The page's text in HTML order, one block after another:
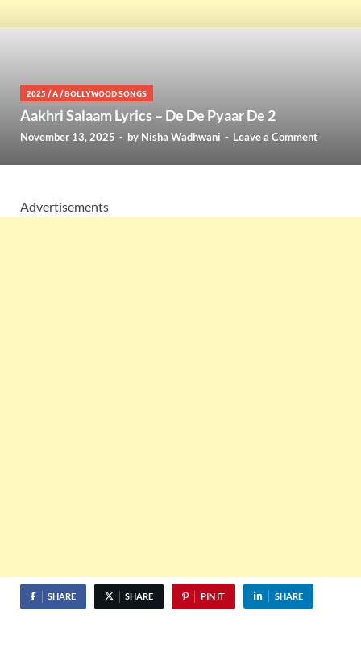
2025 /A /BOLLYWOOD SONGS
Aakhri Salaam Lyrics – De De Pyaar De 2
November 13, 2025 - by Nisha Wadhwani - Leave a Comment
Advertisements
SHARE SHARE PIN IT SHARE